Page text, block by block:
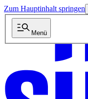
Zum Hauptinhalt springen
Menü